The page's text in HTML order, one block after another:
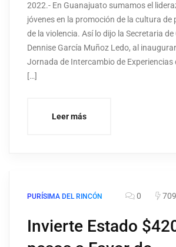
2022.- En Guanajuato sumamos el
jóvenes en la promoción de la cultura de
de la violencia. Así lo dijo la Secretaria
Dennise García Muñoz Ledo, al
Jornada de Intercambio de Experiencias
[…]
Leer más
PURÍSIMA DEL RINCÓN 0 709
Invierte Estado